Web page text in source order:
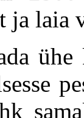
ja laia